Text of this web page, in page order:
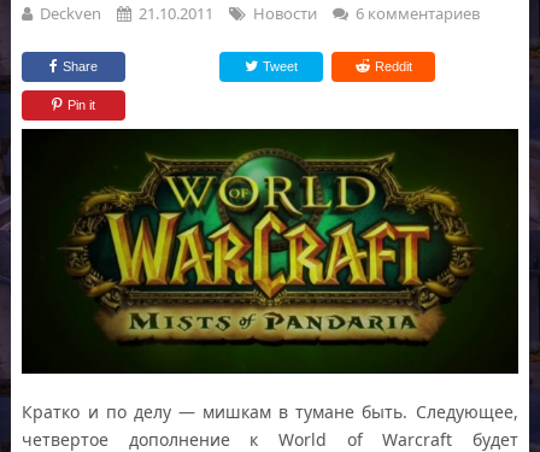
Deckven 21.10.2011 Новости 6 комментариев
Share Tweet Reddit
Pin it
Кратко и по делу — мишкам в тумане быть. Следующее,
четвертое дополнение к World of Warcraft будет